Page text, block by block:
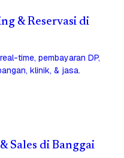
& Reservasi di
time, pembayaran DP,
klinik, & jasa.
Sales di Banggai